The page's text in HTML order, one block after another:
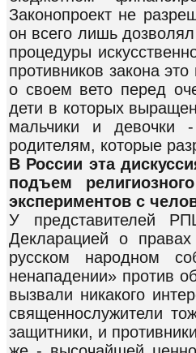
Законопроект не
он всего лишь
процедуры
противников закона
о своем вето перед
дети в которых
мальчики и девочки
родителям, которые
В России эта
подъем
экспериментов с
У представителей
Декларацией о
русском народном
ненападении» против
вызвали никакого
священнослужители
защитники, и